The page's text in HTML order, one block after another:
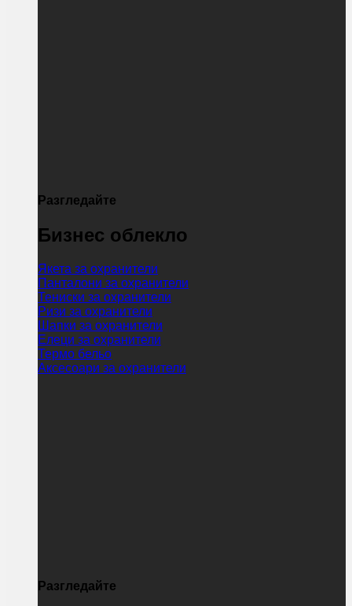
Разгледайте
Бизнес облекло
Якета за охранители
Панталони за охранители
Тениски за охранители
Ризи за охранители
Шапки за охранители
Елеци за охранители
Термо бельо
Аксесоари за охранители
Разгледайте